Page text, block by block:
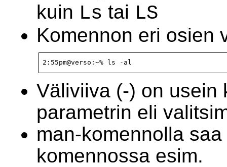
kuin Ls tai LS
Komennon eri osien
2:55pm@verso:~% ls -al
Väliviiva (-) on usein
parametrin eli
man-komennolla
komennossa esim.